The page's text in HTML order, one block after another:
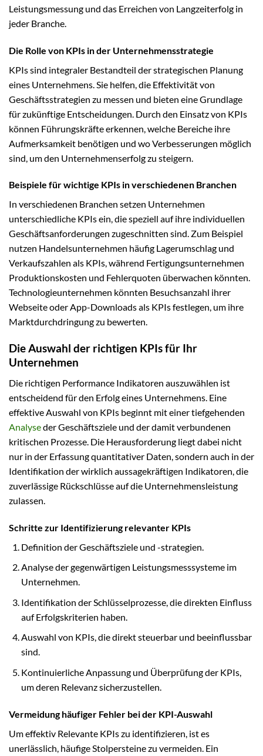
Leistungsmessung und das Erreichen von Langzeiterfolg in
jeder Branche.
Die Rolle von KPIs in der Unternehmensstrategie
KPIs sind integraler Bestandteil der strategischen Planung
eines Unternehmens. Sie helfen, die Effektivität von
Geschäftsstrategien zu messen und bieten eine Grundlage
für zukünftige Entscheidungen. Durch den Einsatz von KPIs
können Führungskräfte erkennen, welche Bereiche ihre
Aufmerksamkeit benötigen und wo Verbesserungen möglich
sind, um den Unternehmenserfolg zu steigern.
Beispiele für wichtige KPIs in verschiedenen Branchen
In verschiedenen Branchen setzen Unternehmen
unterschiedliche KPIs ein, die speziell auf ihre individuellen
Geschäftsanforderungen zugeschnitten sind. Zum Beispiel
nutzen Handelsunternehmen häufig Lagerumschlag und
Verkaufszahlen als KPIs, während Fertigungsunternehmen
Produktionskosten und Fehlerquoten überwachen könnten.
Technologieunternehmen könnten Besuchsanzahl ihrer
Webseite oder App-Downloads als KPIs festlegen, um ihre
Marktdurchdringung zu bewerten.
Die Auswahl der richtigen KPIs für Ihr
Unternehmen
Die richtigen Performance Indikatoren auszuwählen ist
entscheidend für den Erfolg eines Unternehmens. Eine
effektive Auswahl von KPIs beginnt mit einer tiefgehenden
Analyseder Geschäftsziele und der damit verbundenen
kritischen Prozesse. Die Herausforderung liegt dabei nicht
nur in der Erfassung quantitativer Daten, sondern auch in der
Identifikation der wirklich aussagekräftigen Indikatoren, die
zuverlässige Rückschlüsse auf die Unternehmensleistung
zulassen.
Schritte zur Identifizierung relevanter KPIs
Definition der Geschäftsziele und -strategien.
Analyse der gegenwärtigen Leistungsmesssysteme im
Unternehmen.
Identifikation der Schlüsselprozesse, die direkten Einfluss
auf Erfolgskriterien haben.
Auswahl von KPIs, die direkt steuerbar und beeinflussbar
sind.
Kontinuierliche Anpassung und Überprüfung der KPIs,
um deren Relevanz sicherzustellen.
Vermeidung häufiger Fehler bei der KPI-Auswahl
Um effektiv Relevante KPIs zu identifizieren, ist es
unerlässlich, häufige Stolpersteine zu vermeiden. Ein